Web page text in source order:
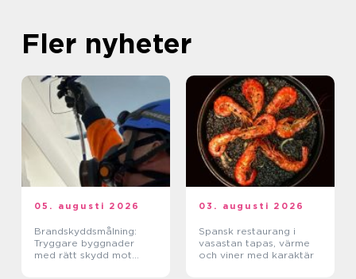
Fler nyheter
05. augusti 2026
Brandskyddsmålning:
Tryggare byggnader
med rätt skydd mot
03. augusti 2026
Spansk restaurang i
vasastan tapas, värme
och viner med karaktär